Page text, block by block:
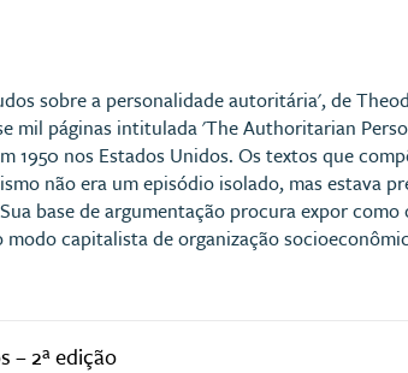
sobre a personalidade autoritária', de
mil páginas intitulada 'The Authoritarian
1950 nos Estados Unidos. Os textos que
não era um episódio isolado, mas estava
base de argumentação procura expor
capitalista de organização
– 2ª edição